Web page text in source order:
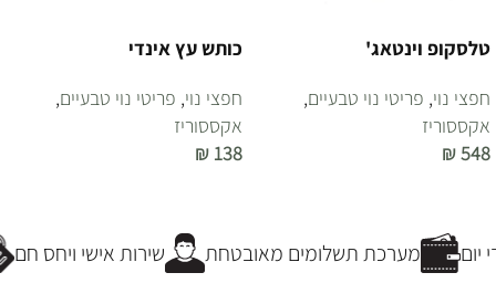
טלסקופ וינטאג'
חפצי נוי, פריטי נוי טבעיים,
אקססוריז
₪548
כותש עץ אינדי
חפצי נוי, פריטי נוי טבעיים,
אקססוריז
₪ 138
שירות אישי ויחס חם מערכת תשלומים מאובטחת